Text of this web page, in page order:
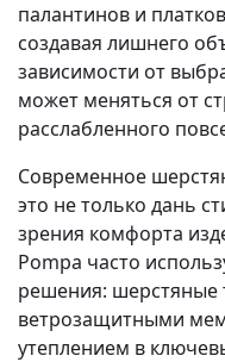
палантинов и
создавая лишнего
зависимости от
может меняться от
расслабленного
Современное
это не только дань
зрения комфорта
Pompa часто
решения: шерстяные
ветрозащитными
утеплением в